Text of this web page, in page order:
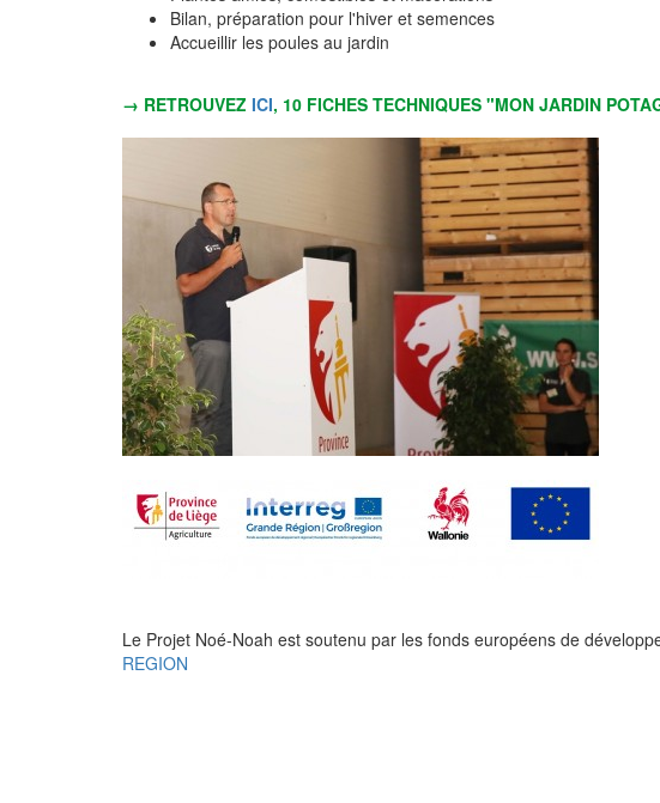
Bilan, préparation pour l'hiver et semences
Accueillir les poules au jardin
→ RETROUVEZ ICI, 10 FICHES TECHNIQUES "MON JARDIN
Le Projet Noé-Noah est soutenu par les fonds européens de
REGION